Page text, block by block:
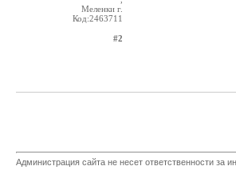
Меленки г.
Код:2463711
#2
Администрация сайта не несет ответственности